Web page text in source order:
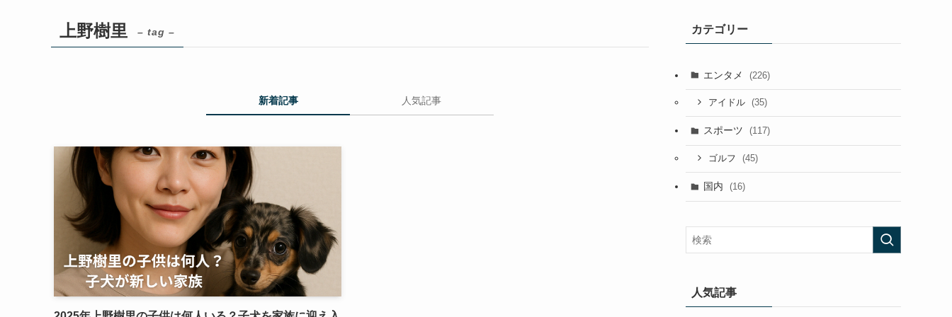
上野樹里 – tag –
新着記事 人気記事
カテゴリー
エンタメ (226)
アイドル (35)
スポーツ (117)
ゴルフ (45)
国内 (16)
人気記事